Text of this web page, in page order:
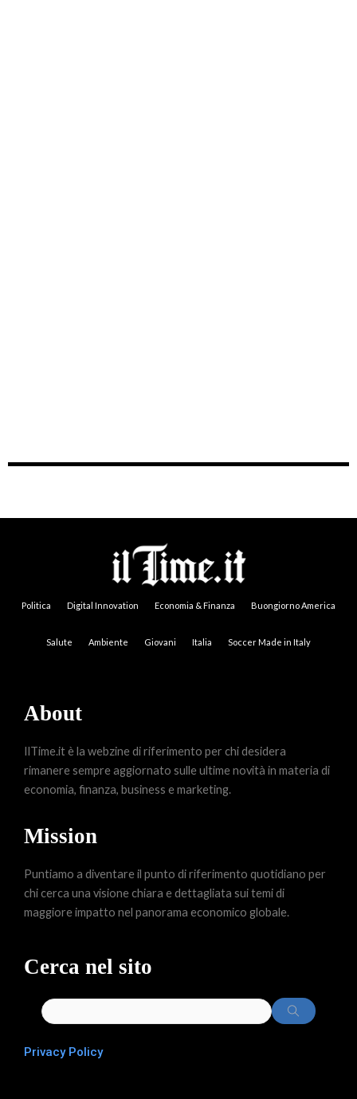
Politica Digital Innovation Economia & Finanza Buongiorno America
Salute Ambiente Giovani Italia Soccer Made in Italy
About
IlTime.it è la webzine di riferimento per chi desidera
rimanere sempre aggiornato sulle ultime novità in materia di
economia, finanza, business e marketing.
Mission
Puntiamo a diventare il punto di riferimento quotidiano per
chi cerca una visione chiara e dettagliata sui temi di
maggiore impatto nel panorama economico globale.
Cerca nel sito
Privacy Policy